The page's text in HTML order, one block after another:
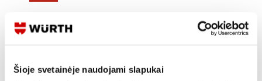
Šioje svetainėje naudojami slapukai
Skaityti produkto aprašymą